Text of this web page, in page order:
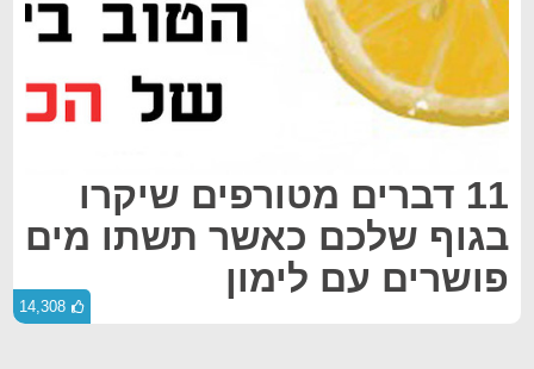
11 דברים מטורפים שיקרו
בגוף שלכם כאשר תשתו מים
פושרים עם לימון
14,308